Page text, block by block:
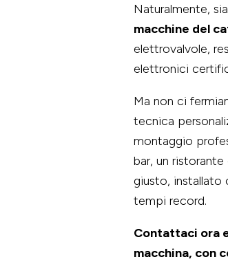
Naturalmente,
macchine del
elettrovalvole,
elettronici
Ma non ci
tecnica
montaggio
bar, un
giusto,
tempi record.
Contattaci ora
macchina, con